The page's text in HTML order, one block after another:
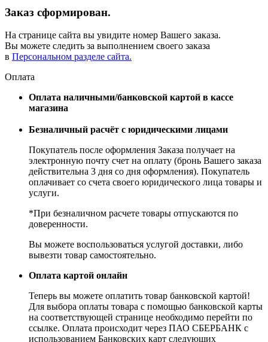
Заказ сформирован.
На странице сайта вы увидите номер Вашего заказа.
Вы можете следить за выполнением своего заказа
в Персональном разделе сайта.
Оплата
Оплата наличными/банковской картой в кассе
магазина
Безналичный расчёт с юридическими лицами
Покупатель после оформления Заказа получает на
электронную почту счет на оплату (бронь Вашего заказа
действительна 3 дня со дня оформления). Покупатель
оплачивает со счета своего юридического лица товары и
услуги.
*При безналичном расчете товары отпускаются по
доверенности.
Вы можете воспользоваться услугой доставки, либо
вывезти товар самостоятельно.
Оплата картой онлайн
Теперь вы можете оплатить товар банковской картой!
Для выбора оплаты товара с помощью банковской карты
на соответствующей странице необходимо перейти по
ссылке. Оплата происходит через ПАО СБЕРБАНК с
использованием Банковских карт следующих